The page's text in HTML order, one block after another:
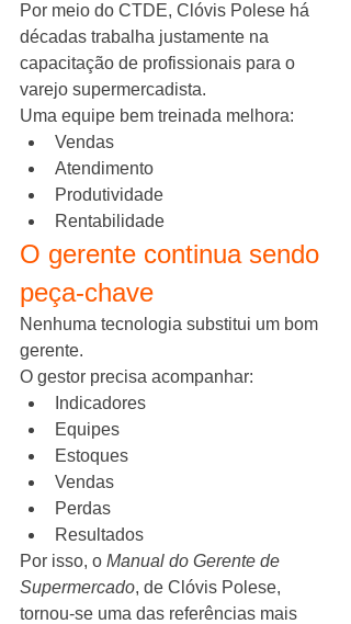
Por meio do CTDE, Clóvis Polese há
décadas trabalha justamente na
capacitação de profissionais para o
varejo supermercadista.
Uma equipe bem treinada melhora:
Vendas
Atendimento
Produtividade
Rentabilidade
O gerente continua sendo
peça-chave
Nenhuma tecnologia substitui um bom
gerente.
O gestor precisa acompanhar:
Indicadores
Equipes
Estoques
Vendas
Perdas
Resultados
Por isso, o Manual do Gerente de
Supermercado, de Clóvis Polese,
tornou-se uma das referências mais